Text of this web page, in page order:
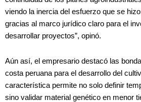
viendo la inercia del esfuerzo que se
gracias al marco jurídico claro para el
desarrollar proyectos”, opinó.
Aún así, el empresario destacó las
costa peruana para el desarrollo del
característica permite no solo definir
sino validar material genético en menor